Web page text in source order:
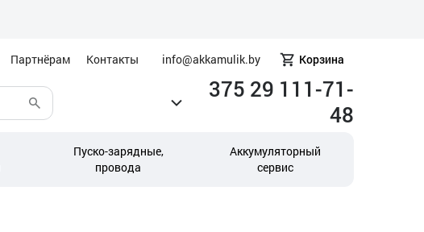
Партнёрам Контакты info@akkamulik.by Корзина
375 29 111-71-
48
Пуско-зарядные,
провода
Аккумуляторный
сервис